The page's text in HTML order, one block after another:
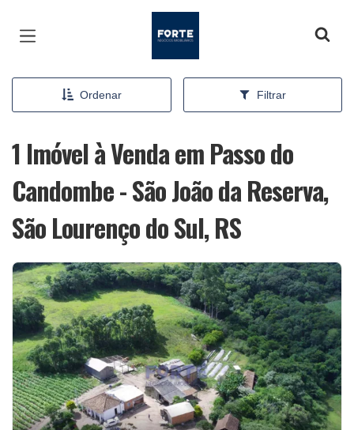
Ordenar Filtrar
1 Imóvel à Venda em Passo do
Candombe - São João da Reserva,
São Lourenço do Sul, RS